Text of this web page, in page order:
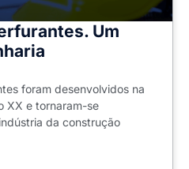
Um
foram desenvolvidos na
XX e tornaram-se
da construção